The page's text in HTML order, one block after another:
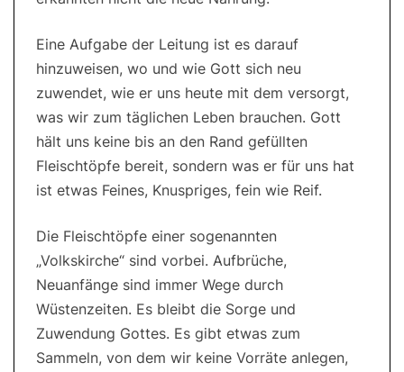
Eine Aufgabe der Leitung ist es darauf
hinzuweisen, wo und wie Gott sich neu
zuwendet, wie er uns heute mit dem versorgt,
was wir zum täglichen Leben brauchen. Gott
hält uns keine bis an den Rand gefüllten
Fleischtöpfe bereit, sondern was er für uns hat
ist etwas Feines, Knuspriges, fein wie Reif.
Die Fleischtöpfe einer sogenannten
„Volkskirche“ sind vorbei. Aufbrüche,
Neuanfänge sind immer Wege durch
Wüstenzeiten. Es bleibt die Sorge und
Zuwendung Gottes. Es gibt etwas zum
Sammeln, von dem wir keine Vorräte anlegen,